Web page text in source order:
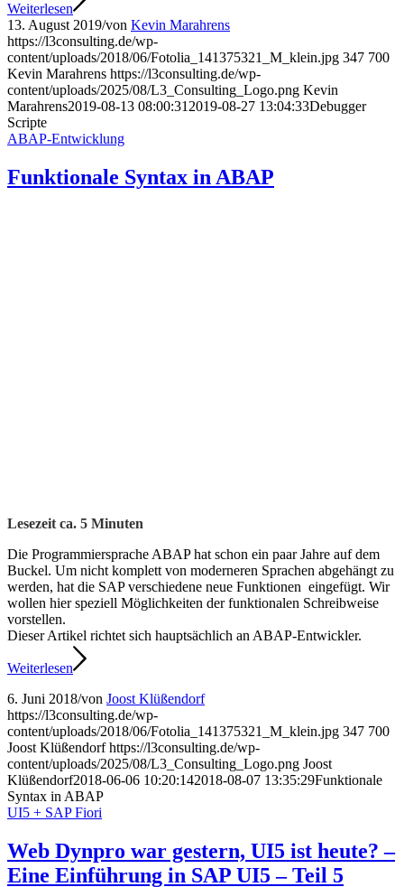
Weiterlesen
13. August 2019/von Kevin Marahrens
https://l3consulting.de/wp-
content/uploads/2018/06/Fotolia_141375321_M_klein.jpg 347 700
Kevin Marahrens https://l3consulting.de/wp-
content/uploads/2025/08/L3_Consulting_Logo.png Kevin
Marahrens2019-08-13 08:00:31 2019-08-27 13:04:33Debugger
Scripte
ABAP-Entwicklung
Funktionale Syntax in ABAP
Lesezeit ca. 5 Minuten
Die Programmiersprache ABAP hat schon ein paar Jahre auf dem
Buckel. Um nicht komplett von moderneren Sprachen abgehängt zu
werden, hat die SAP verschiedene neue Funktionen eingefügt. Wir
wollen hier speziell Möglichkeiten der funktionalen Schreibweise
vorstellen.
Dieser Artikel richtet sich hauptsächlich an ABAP-Entwickler.
Weiterlesen
6. Juni 2018/von Joost Klüßendorf
https://l3consulting.de/wp-
content/uploads/2018/06/Fotolia_141375321_M_klein.jpg 347 700
Joost Klüßendorf https://l3consulting.de/wp-
content/uploads/2025/08/L3_Consulting_Logo.png Joost
Klüßendorf2018-06-06 10:20:142018-08-07 13:35:29Funktionale
Syntax in ABAP
UI5 + SAP Fiori
Web Dynpro war gestern, UI5 ist heute? –
Eine Einführung in SAP UI5 – Teil 5